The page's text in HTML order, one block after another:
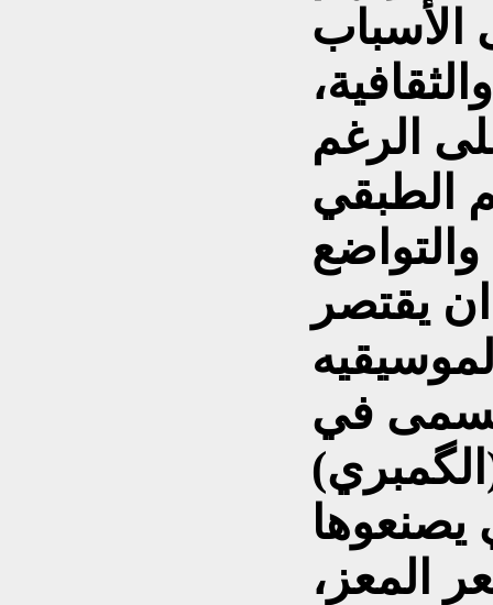
الأسباب
الرغم
يقتصر
في
يصنعوها
المعز،